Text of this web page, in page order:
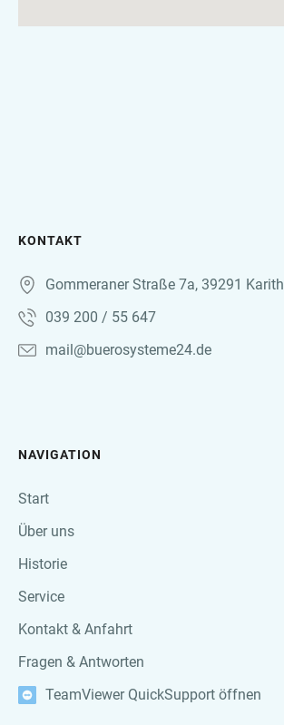
Gommeraner Straße 7a, 39291 Karith
KONTAKT
039 200 / 55 647
mail@buerosysteme24.de
NAVIGATION
Start
Über uns
Historie
Service
Kontakt & Anfahrt
Fragen & Antworten
TeamViewer QuickSupport öffnen